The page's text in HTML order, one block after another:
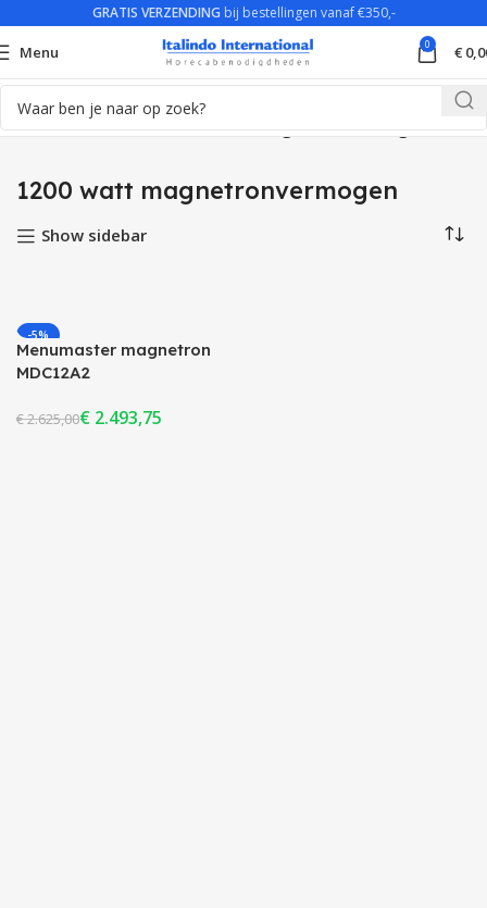
GRATIS VERZENDING bij bestellingen vanaf €350,-
Menu 0 €
Home Product Model 1200 watt magnetronvermogen
1200 watt magnetronvermogen
Show sidebar
-5%
UITVERKOCHT
Menumaster magnetron
MDC12A2
€2.625,00€ 2.493,75